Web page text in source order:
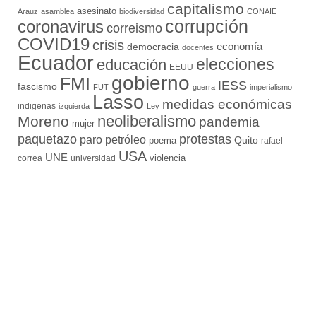
Arauz asamblea asesinato biodiversidad capitalismo CONAIE
coronavirus correismo corrupción
COVID19crisis democracia docentes economía
Ecuador educación EEUU elecciones
fascismo FMI FUT gobierno guerra IESS imperialismo
indigenas izquierda Lasso Ley medidas económicas
Moreno mujer neoliberalismo pandemia
paquetazo paro petróleo poema protestas Quito rafael
correa UNE universidad USA violencia